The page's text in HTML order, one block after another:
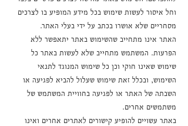
וחל איסור לעשות שימוש בכל מידע המופיע בו לצרכים
מסחריים שלא אושרו בכתב על ידי בעלי האתר.
האתר אינו מתחייב שהשימוש באתר יתאפשר ללא
הפרעות. המשתמש מתחייב שלא לעשות באתר כל
שימוש שאינו חוקי וכן כל שימוש המנוגד לתנאי
השימוש, ובכלל זאת שימוש שעלול להביא לפגיעה או
השבתה של האתר או לפגיעה בחוויית המשתמש של
משתמשים אחרים.
באתר עשויים להופיע קישורים לאתרים אחרים ואינו